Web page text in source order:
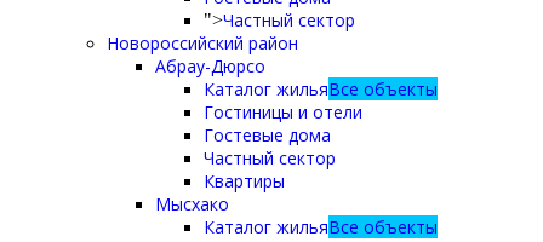
">Частный сектор
Новороссийский район
Абрау-Дюрсо
Каталог жильяВсе объекты
Гостиницы и отели
Гостевые дома
Частный сектор
Квартиры
Мысхако
Каталог жильяВсе объекты